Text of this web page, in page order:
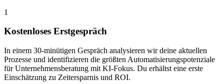
1
Kostenloses Erstgespräch
In einem 30-minütigen Gespräch analysieren wir deine aktuellen
Prozesse und identifizieren die größten Automatisierungspotenziale
für Unternehmensberatung mit KI-Fokus. Du erhältst eine erste
Einschätzung zu Zeitersparnis und ROI.